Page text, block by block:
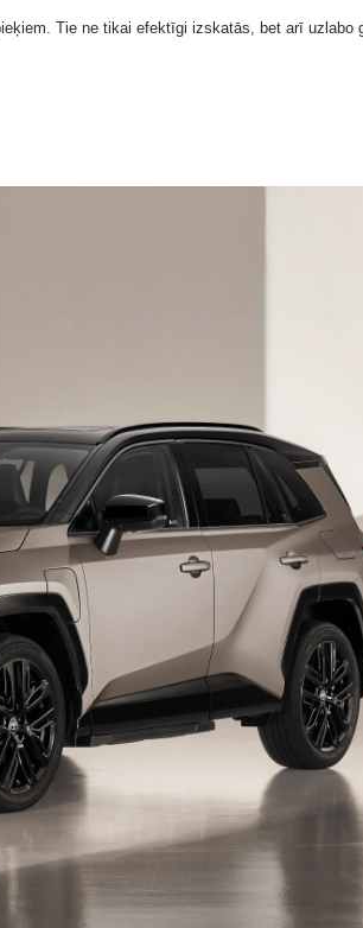
Tie ne tikai efektīgi izskatās, bet arī uzlabo